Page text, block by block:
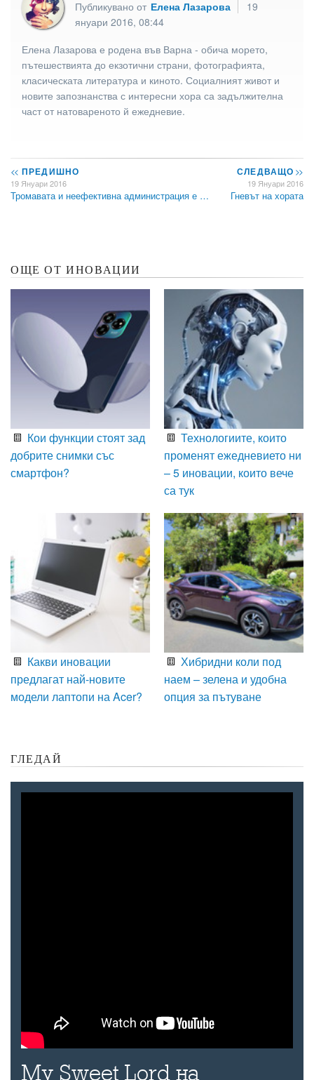
Публикувано от Елена Лазарова
19
януари 2016, 08:44
Елена Лазарова е родена във Варна - обича морето,
пътешествията до екзотични страни, фотографията,
класическата литература и киното. Социалният живот и
новите запознанства с интересни хора са задължителна
част от натовареното й ежедневие.
<< ПРЕДИШНО
19 Януари 2016
Тромавата и неефективна администрация е …
СЛЕДВАЩО>>
19 Януари 2016
Гневът на хората
ОЩЕ ОТ ИНОВАЦИИ
Кои функции стоят зад
добрите снимки със
смартфон?
Технологиите, които
променят ежедневието ни
– 5 иновации, които вече
са тук
Какви иновации
предлагат най-новите
модели лаптопи на Acer?
Хибридни коли под
наем – зелена и удобна
опция за пътуване
ГЛЕДАЙ
My Sweet Lord на